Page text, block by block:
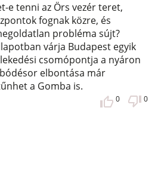
e tenni az Örs vezér teret,
fognak közre, és
probléma sújt?
várja Budapest egyik
csomópontja a nyáron
elbontása már
a Gomba is.
0 0